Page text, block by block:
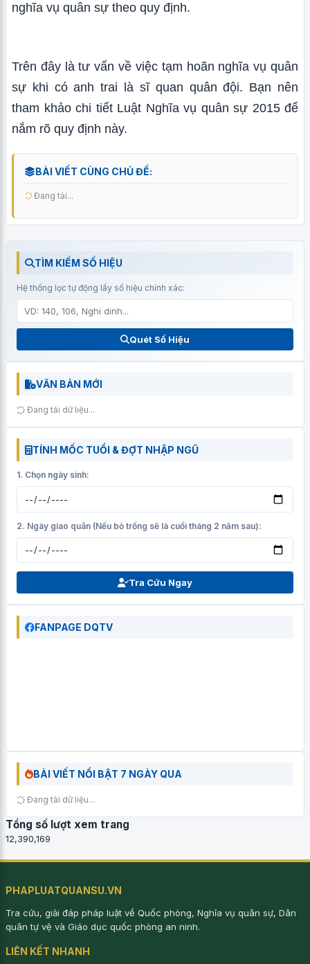
nghĩa vụ quân sự theo quy định.
Trên đây là tư vấn về việc tạm hoãn nghĩa vụ quân
sự khi có anh trai là sĩ quan quân đội. Bạn nên
tham khảo chi tiết Luật Nghĩa vụ quân sự 2015 để
nắm rõ quy định này.
BÀI VIẾT CÙNG CHỦ ĐỀ:
Đang tải...
TÌM KIẾM SỐ HIỆU
Hệ thống lọc tự động lấy số hiệu chính xác:
Quét Số Hiệu
VĂN BẢN MỚI
Đang tải dữ liệu...
TÍNH MỐC TUỔI & ĐỢT NHẬP NGŨ
1. Chọn ngày sinh:
2. Ngày giao quân (Nếu bỏ trống sẽ là cuối tháng 2 năm sau):
Tra Cứu Ngay
FANPAGE DQTV
BÀI VIẾT NỔI BẬT 7 NGÀY QUA
Đang tải dữ liệu...
Tổng số lượt xem trang
12,390,169
PHAPLUATQUANSU.VN
Tra cứu, giải đáp pháp luật về Quốc phòng, Nghĩa vụ quân sự, Dân
quân tự vệ và Giáo dục quốc phòng an ninh.
LIÊN KẾT NHANH